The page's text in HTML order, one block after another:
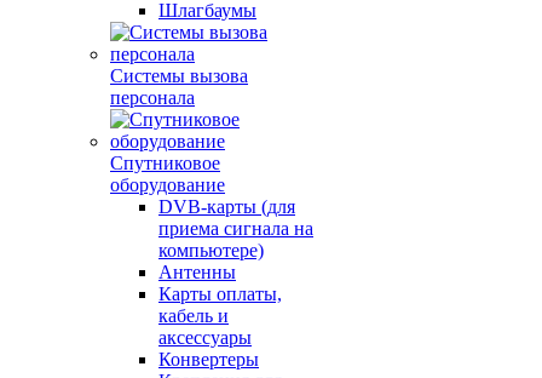
Шлагбаумы
Системы вызова
персонала
Спутниковое
оборудование
DVB-карты (для
приема сигнала на
компьютере)
Антенны
Карты оплаты,
кабель и
аксессуары
Конвертеры